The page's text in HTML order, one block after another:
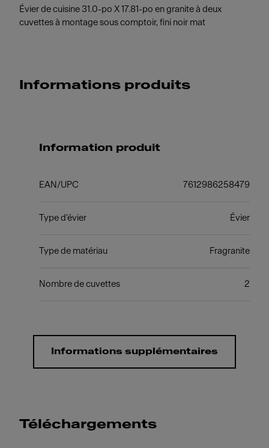
Évier de cuisine 31.0-po X 17.81-po en granite à deux
cuvettes à montage sous comptoir, fini noir mat
Informations produits
Information produit
EAN/UPC 7612986258479
Type d'évier Évier
Type de matériau Fragranite
Nombre de cuvettes 2
Informations supplémentaires
Téléchargements